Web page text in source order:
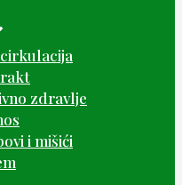
zdravlje
i mišići